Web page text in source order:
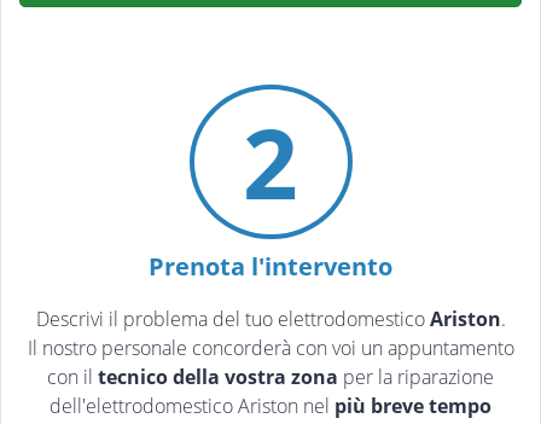
2
Prenota l'intervento
Descrivi il problema del tuo elettrodomesticoAriston.
Il nostro personale concorderà con voi un appuntamento
con il tecnico della vostra zona per la riparazione
dell'elettrodomestico Ariston nel più breve tempo